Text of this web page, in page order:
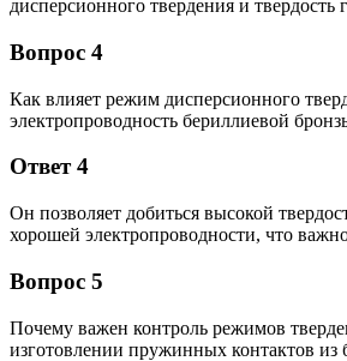
дисперсионного твердения и твердость
Вопрос 4
Как влияет режим дисперсионного
электропроводность бериллиевой
Ответ 4
Он позволяет добиться высокой
хорошей электропроводности, что
Вопрос 5
Почему важен контроль режимов
изготовлении пружинных контактов из